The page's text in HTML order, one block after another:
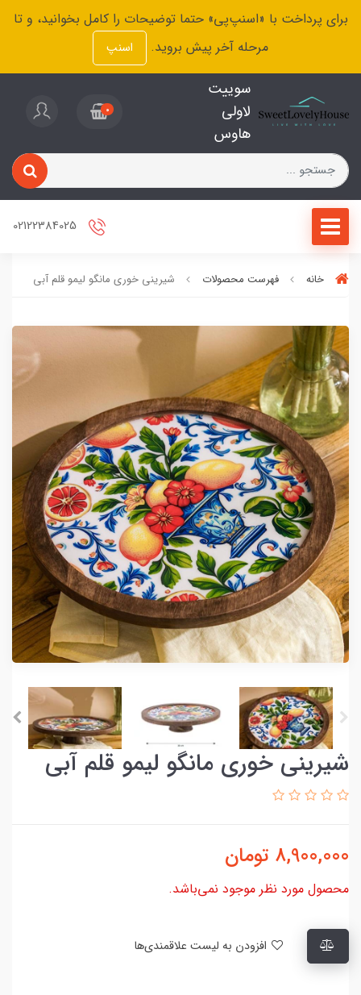
برای پرداخت با «اسنپ‌پی» حتما توضیحات را کامل بخوانید، و تا
مرحله آخر پیش بروید.
اسنپ
سوییت
لاولی
هاوس
0
خانه فهرست محصولات شیرینی خوری مانگو لیمو قلم آبی
شیرینی خوری مانگو لیمو قلم آبی
8,900,000 تومان
محصول مورد نظر موجود نمی‌باشد.